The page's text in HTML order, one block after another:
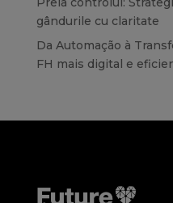
gândurile cu claritate
Da Automação à
FH mais digital e